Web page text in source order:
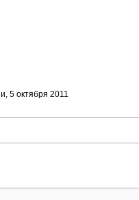
5 октября 2011